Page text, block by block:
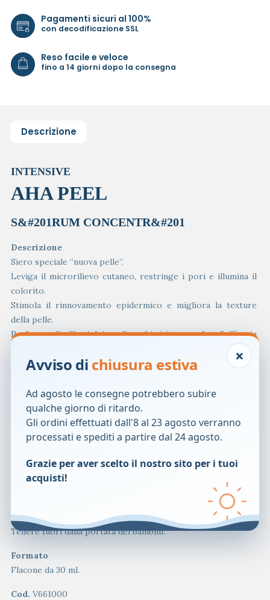
Pagamenti sicuri al 100%
con decodificazione SSL
Reso facile e veloce
fino a 14 giorni dopo la consegna
Descrizione
INTENSIVE
AHA PEEL
S&#201RUM CONCENTR&#201
Descrizione
Siero speciale “nuova pelle”.
Leviga il microrilievo cutaneo, restringe i pori e illumina il
colorito.
Stimola il rinnovamento epidermico e migliora la texture
della pelle.
Prolunga gli effetti dei peeling chimici e completa l’efficacia
Ideale in caso di pelle con rilievo irregolare e pelle lucida.
Applicare la sera in piccoli tocchi.
Lasciare agire il siero 15 minuti prima di applicare una crema
di trattamento per non turbare il suo pH acido.
Le due forme di siero possono essere alternate.
Concentr&eacute; per migliorare la tollerabilit&agrave; della
pelle agli alfaidrossidiacidi.
Per uso esterno.
Tenere fuori dalla portata dei bambini.
Formato
Flacone da 30 ml.
Cod. V661000
×
Avviso di chiusura estiva
Ad agosto le consegne potrebbero subire
qualche giorno di ritardo.
Gli ordini effettuati dall'8 al 23 agosto verranno
processati e spediti a partire dal 24 agosto.
Grazie per aver scelto il nostro sito per i tuoi
acquisti!